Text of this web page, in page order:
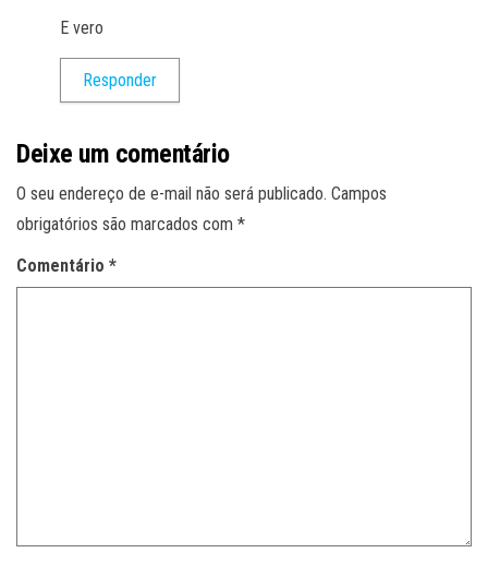
E vero
Responder
Deixe um comentário
O seu endereço de e-mail não será publicado. Campos
obrigatórios são marcados com *
Comentário *